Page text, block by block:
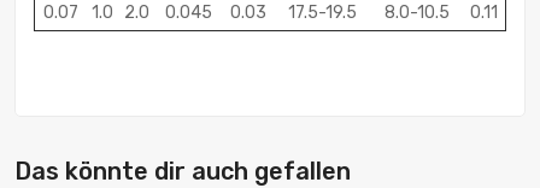
0.07
1.0 2.0 0.045 0.03 17.5-19.5 8.0-10.5 0.11
Das könnte dir auch gefallen